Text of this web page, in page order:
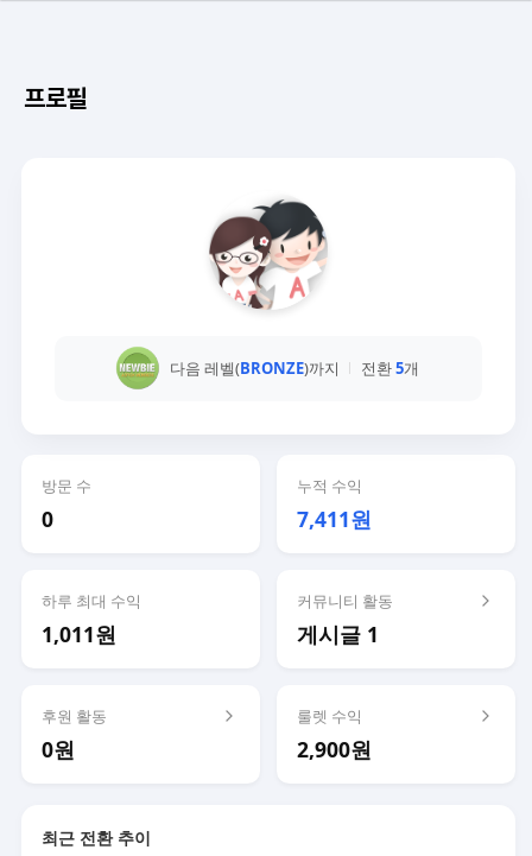
프로필
다음 레벨(BRONZE)까지 전환5개
방문 수
0
누적 수익
7,411원
하루 최대 수익
1,011원
커뮤니티 활동
게시글 1
후원 활동
0원
룰렛 수익
2,900원
최근 전환 추이